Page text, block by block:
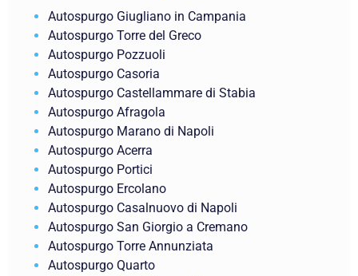
Autospurgo Giugliano in Campania
Autospurgo Torre del Greco
Autospurgo Pozzuoli
Autospurgo Casoria
Autospurgo Castellammare di Stabia
Autospurgo Afragola
Autospurgo Marano di Napoli
Autospurgo Acerra
Autospurgo Portici
Autospurgo Ercolano
Autospurgo Casalnuovo di Napoli
Autospurgo San Giorgio a Cremano
Autospurgo Torre Annunziata
Autospurgo Quarto